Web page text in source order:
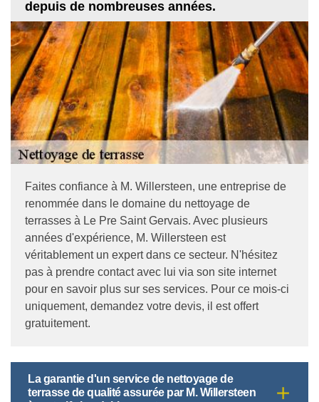
depuis de nombreuses années.
Faites confiance à M. Willersteen, une entreprise de
renommée dans le domaine du nettoyage de
terrasses à Le Pre Saint Gervais. Avec plusieurs
années d'expérience, M. Willersteen est
véritablement un expert dans ce secteur. N'hésitez
pas à prendre contact avec lui via son site internet
pour en savoir plus sur ses services. Pour ce mois-ci
uniquement, demandez votre devis, il est offert
gratuitement.
La garantie d'un service de nettoyage de
terrasse de qualité assurée par M. Willersteen